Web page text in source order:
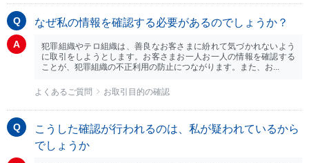
なぜ私の情報を確認する必要があるのでしょうか？
犯罪組織やテロ組織は、善良なお客さまに紛れて気づかれないよう
に取引をしようとします。お客さまお一人お一人の情報を確認する
ことが、犯罪組織の不正利用の防止につながります。また、お...
よくあるご質問 お取引目的の確認
こうした確認が行われるのは、私が疑われているから
でしょうか